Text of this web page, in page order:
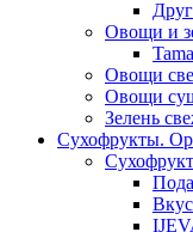
Овощи и
Овощи
Овощи
Зелень
Сухофрукты.